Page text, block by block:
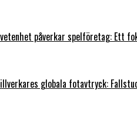
påverkar spelföretag: Ett
globala fotavtryck: